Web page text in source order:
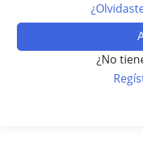
¿No